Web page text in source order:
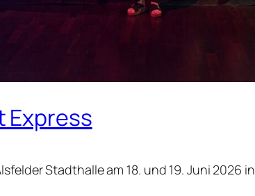
Express
Stadthalle am 18. und 19. Juni 2026 in